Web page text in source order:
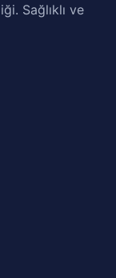
Sağlıklı ve